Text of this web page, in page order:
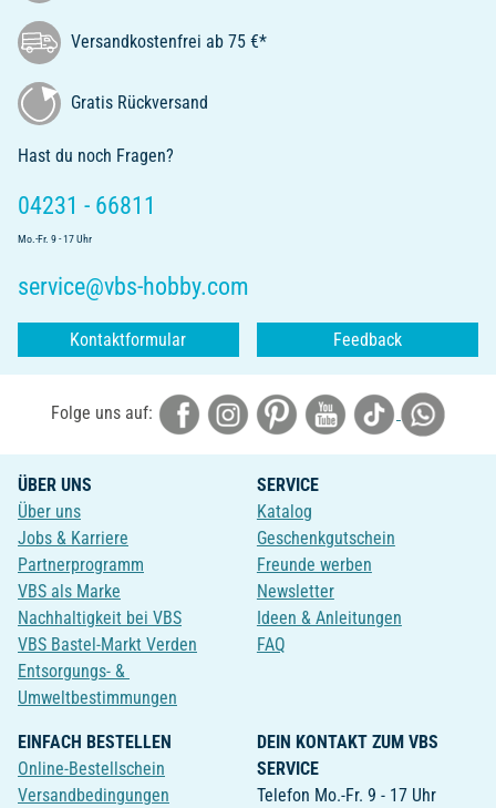
Versandkostenfrei ab 75 €*
Gratis Rückversand
Hast du noch Fragen?
04231 - 66811
Mo.-Fr. 9 - 17 Uhr
service@vbs-hobby.com
Kontaktformular Feedback
Folge uns auf:
ÜBER UNS
Über uns
Jobs & Karriere
Partnerprogramm
VBS als Marke
Nachhaltigkeit bei VBS
VBS Bastel-Markt Verden
Entsorgungs- &
Umweltbestimmungen
SERVICE
Katalog
Geschenkgutschein
Freunde werben
Newsletter
Ideen & Anleitungen
FAQ
EINFACH BESTELLEN
Online-Bestellschein
Versandbedingungen
DEIN KONTAKT ZUM VBS
SERVICE
Telefon Mo.-Fr. 9 - 17 Uhr